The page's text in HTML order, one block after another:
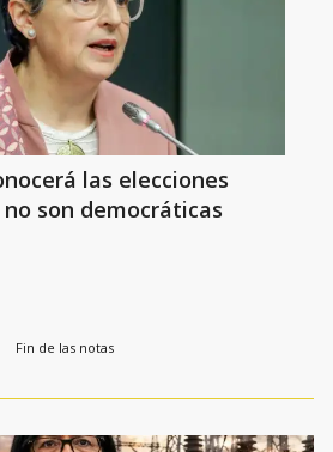
elecciones
son democráticas
Fin de las notas